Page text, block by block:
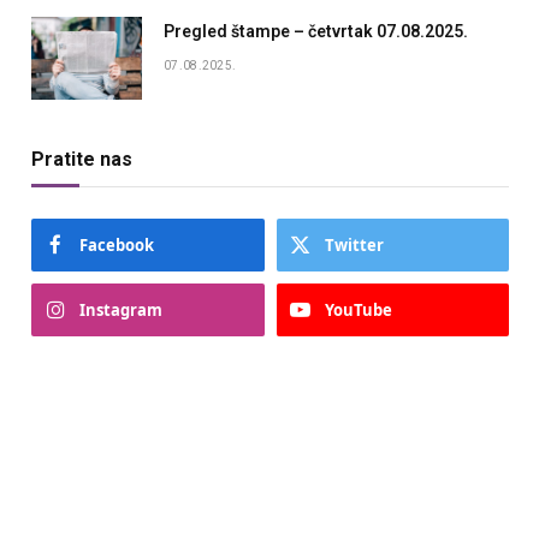
Pregled štampe – četvrtak 07.08.2025.
07.08.2025.
Pratite nas
Facebook Twitter
Instagram YouTube